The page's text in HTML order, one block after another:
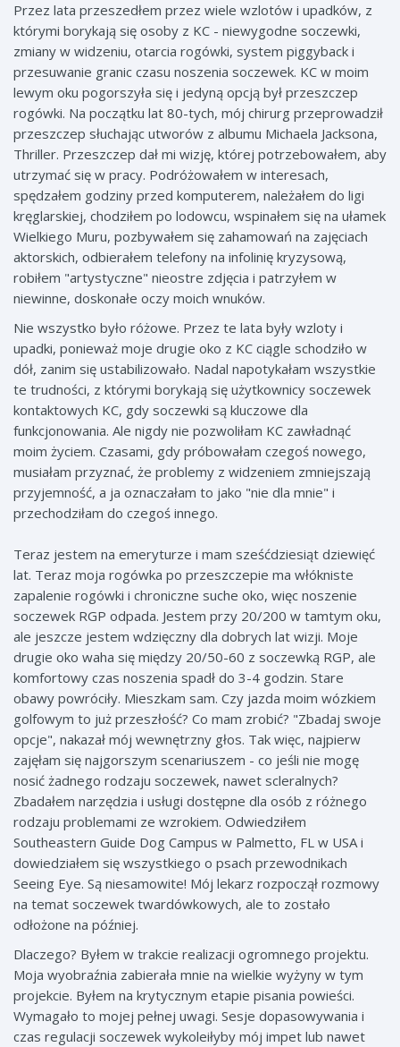
Przez lata przeszedłem przez wiele wzlotów i upadków, z
którymi borykają się osoby z KC - niewygodne soczewki,
zmiany w widzeniu, otarcia rogówki, system piggyback i
przesuwanie granic czasu noszenia soczewek. KC w moim
lewym oku pogorszyła się i jedyną opcją był przeszczep
rogówki. Na początku lat 80-tych, mój chirurg przeprowadził
przeszczep słuchając utworów z albumu Michaela Jacksona,
Thriller. Przeszczep dał mi wizję, której potrzebowałem, aby
utrzymać się w pracy. Podróżowałem w interesach,
spędzałem godziny przed komputerem, należałem do ligi
kręglarskiej, chodziłem po lodowcu, wspinałem się na ułamek
Wielkiego Muru, pozbywałem się zahamowań na zajęciach
aktorskich, odbierałem telefony na infolinię kryzysową,
robiłem "artystyczne" nieostre zdjęcia i patrzyłem w
niewinne, doskonałe oczy moich wnuków.
Nie wszystko było różowe. Przez te lata były wzloty i
upadki, ponieważ moje drugie oko z KC ciągle schodziło w
dół, zanim się ustabilizowało. Nadal napotykałam wszystkie
te trudności, z którymi borykają się użytkownicy soczewek
kontaktowych KC, gdy soczewki są kluczowe dla
funkcjonowania. Ale nigdy nie pozwoliłam KC zawładnąć
moim życiem. Czasami, gdy próbowałam czegoś nowego,
musiałam przyznać, że problemy z widzeniem zmniejszają
przyjemność, a ja oznaczałam to jako "nie dla mnie" i
przechodziłam do czegoś innego.
Teraz jestem na emeryturze i mam sześćdziesiąt dziewięć
lat. Teraz moja rogówka po przeszczepie ma włókniste
zapalenie rogówki i chroniczne suche oko, więc noszenie
soczewek RGP odpada. Jestem przy 20/200 w tamtym oku,
ale jeszcze jestem wdzięczny dla dobrych lat wizji. Moje
drugie oko waha się między 20/50-60 z soczewką RGP, ale
komfortowy czas noszenia spadł do 3-4 godzin. Stare
obawy powróciły. Mieszkam sam. Czy jazda moim wózkiem
golfowym to już przeszłość? Co mam zrobić? "Zbadaj swoje
opcje", nakazał mój wewnętrzny głos. Tak więc, najpierw
zajęłam się najgorszym scenariuszem - co jeśli nie mogę
nosić żadnego rodzaju soczewek, nawet scleralnych?
Zbadałem narzędzia i usługi dostępne dla osób z różnego
rodzaju problemami ze wzrokiem. Odwiedziłem
Southeastern Guide Dog Campus w Palmetto, FL w USA i
dowiedziałem się wszystkiego o psach przewodnikach
Seeing Eye. Są niesamowite! Mój lekarz rozpoczął rozmowy
na temat soczewek twardówkowych, ale to zostało
odłożone na później.
Dlaczego? Byłem w trakcie realizacji ogromnego projektu.
Moja wyobraźnia zabierała mnie na wielkie wyżyny w tym
projekcie. Byłem na krytycznym etapie pisania powieści.
Wymagało to mojej pełnej uwagi. Sesje dopasowywania i
czas regulacji soczewek wykoleiłyby mój impet lub nawet